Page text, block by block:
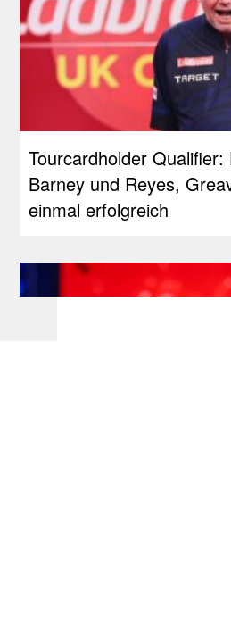
Tourcardholder
Barney und Reyes,
einmal erfolgreich